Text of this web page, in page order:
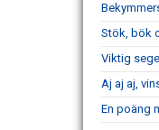
Stök, bök
Viktig
Aj aj aj,
En poäng